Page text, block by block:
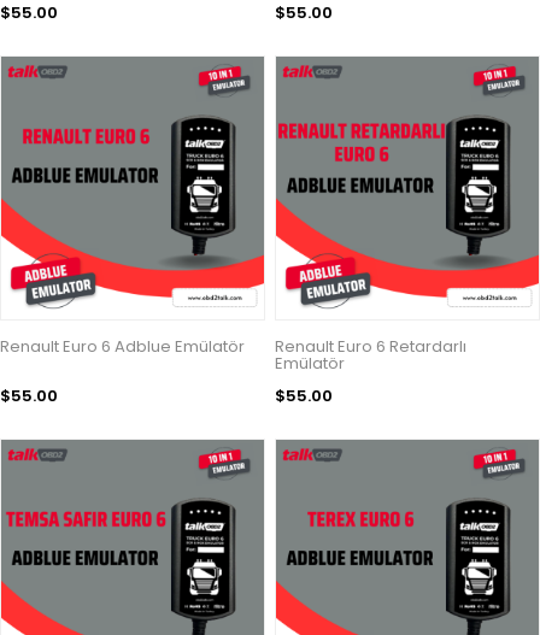
$55.00
$55.00
Renault Euro 6 Adblue Emülatör
$55.00
Renault Euro 6 Retardarlı
Emülatör
$55.00